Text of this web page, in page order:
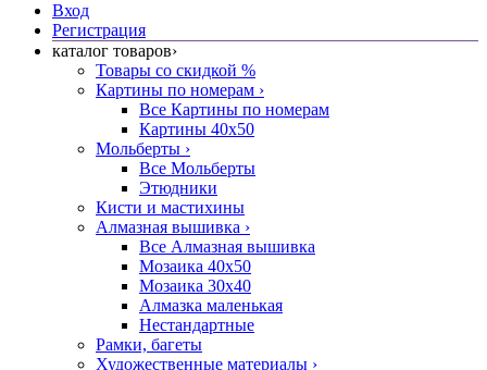
Вход
Регистрация
каталог товаров›
Товары со скидкой %
Картины по номерам ›
Все Картины по номерам
Картины 40x50
Мольберты ›
Все Мольберты
Этюдники
Кисти и мастихины
Алмазная вышивка ›
Все Алмазная вышивка
Мозаика 40x50
Мозаика 30x40
Алмазка маленькая
Нестандартные
Рамки, багеты
Художественные материалы ›